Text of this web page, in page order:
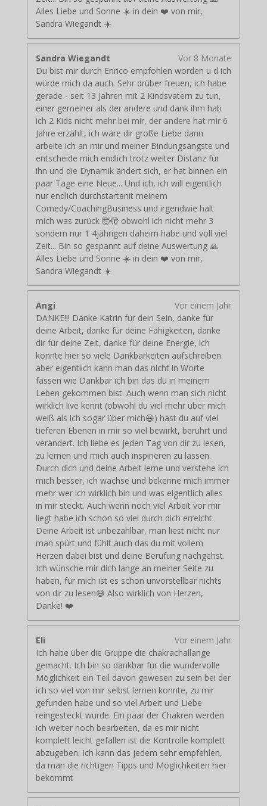
Alles Liebe und Sonne ☀️ in dein ❤️ von mir,
Sandra Wiegandt ☀️
Sandra Wiegandt
Vor 8 Monate
Du bist mir durch Enrico empfohlen worden u d ich
würde mich da auch. Sehr drüber freuen, ich habe
gerade - seit 13 Jahren mit 2 Kindsvatern zu tun,
einer gemeiner als der andere und dank ihm hab
ich 2 Kids nicht mehr bei mir, der andere hat mir 6
Jahre erzählt, ich wäre dir große Liebe dann
arbeite ich an mir und meiner Bindungsängste und
entscheide mich endlich trotz weiter Distanz für
ihn und die Dynamik ändert sich, er hat binnen ein
paar Tage eine Neue... Und ich, ich will eigentlich
nur endlich durchstartenit meinem
Comedy/CoachingBusiness und irgendwie halt
mich was zurück 🤯🫣 obwohl ich nicht mehr 3
sondern nur 1 4jährigen daheim habe und voll viel
Zeit... Bin so gespannt auf deine Auswertung 🙏
Alles Liebe und Sonne ☀️ in dein ❤️ von mir,
Sandra Wiegandt ☀️
Angi
Vor einem Jahr
DANKE!!! Danke Katrin für dein Sein, danke für
deine Arbeit, danke für deine Fähigkeiten, danke
dir für deine Zeit, danke für deine Energie, ich
könnte hier so viele Dankbarkeiten aufschreiben
aber eigentlich kann man das nicht in Worte
fassen wie Dankbar ich bin das du in meinem
Leben gekommen bist. Auch wenn man sich nicht
wirklich live kennt (obwohl du viel mehr über mich
weiß als ich sogar über mich😆) hast du auf viel
tieferen Ebenen in mir so viel bewirkt, berührt und
verändert. Ich liebe es jeden Tag von dir zu lesen,
zu lernen und mich auch inspirieren zu lassen.
Durch dich und deine Arbeit lerne und verstehe ich
mich besser, ich wachse und bekenne mich immer
mehr wer ich wirklich bin und was eigentlich alles
in mir steckt. Auch wenn noch viel Arbeit vor mir
liegt habe ich schon so viel durch dich erreicht.
Deine Arbeit ist unbezahlbar, man liest nicht nur
man spürt und fühlt auch das du mit vollem
Herzen dabei bist und deine Berufung nachgehst.
Ich wünsche mir dich lange an meiner Seite zu
haben, für mich ist es schon unvorstellbar nichts
von dir zu lesen😅 Also wirklich von Herzen,
Danke! ❤️
Eli
Vor einem Jahr
Ich habe über die Gruppe die chakrachallange
gemacht. Ich bin so dankbar für die wundervolle
Möglichkeit ein Teil davon gewesen zu sein bei der
ich so viel von mir selbst lernen konnte, zu mir
gefunden habe und so viel Arbeit und Liebe
reingesteckt wurde. Ein paar der Chakren werden
ich weiter noch bearbeiten, da es mir nicht
komplett leicht gefallen ist die Kontrolle komplett
abzugeben. Ich kann das jedem sehr empfehlen,
da man die richtigen Tipps und Möglichkeiten hier
bekommt